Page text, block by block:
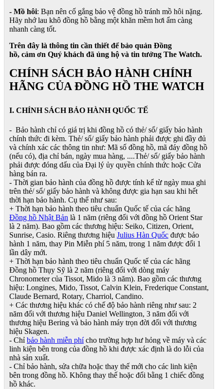
- Mồ hôi: Bạn nên cố gắng bảo vệ đồng hồ tránh mồ hôi nặng.
Hãy nhớ lau khô đồng hồ bằng một khăn mềm hơi ẩm càng
nhanh càng tốt.
Trên đây là thông tin cần thiết để bảo quản Đồng
hồ, cảm ơn Quý khách đã ủng hộ và tin tưởng The Watch.
CHÍNH SÁCH BẢO HÀNH CHÍNH
HÃNG CỦA ĐỒNG HỒ THE WATCH
I. CHÍNH SÁCH BẢO HÀNH QUỐC TẾ
- Bảo hành chỉ có giá trị khi đồng hồ có thẻ/ sổ/ giấy bảo hành
chính thức đi kèm. Thẻ/ sổ/ giấy bảo hành phải được ghi đầy đủ
và chính xác các thông tin như: Mã số đồng hồ, mã đáy đồng hồ
(nếu có), địa chỉ bán, ngày mua hàng, ....Thẻ/ sổ/ giấy bảo hành
phải được đóng dấu của Đại lý ủy quyền chính thức hoặc Cửa
hàng bán ra.
- Thời gian bảo hành của đồng hồ được tính kể từ ngày mua ghi
trên thẻ/ sổ/ giấy bảo hành và không được gia hạn sau khi hết
thời hạn bảo hành. Cụ thể như sau:
+ Thời hạn bảo hành theo tiêu chuẩn Quốc tế của các hãng
Đồng hồ Nhật Bản là 1 năm (riêng đối với đồng hồ Orient Star
là 2 năm). Bao gồm các thương hiệu: Seiko, Citizen, Orient,
Sunrise, Casio. Riêng thương hiệu Julius Hàn Quốc được bảo
hành 1 năm, thay Pin Miễn phí 5 năm, trong 1 năm được đổi 1
lần dây mới.
+ Thời hạn bảo hành theo tiêu chuẩn Quốc tế của các hãng
Đồng hồ Thụy Sỹ là 2 năm (riêng đối với dòng máy
Chronometer của Tissot, Mido là 3 năm). Bao gồm các thương
hiệu: Longines, Mido, Tissot, Calvin Klein, Frederique Constant,
Claude Bernard, Rotary, Charriol, Candino.
+ Các thương hiệu khác có chế độ bảo hành riêng như sau: 2
năm đối với thương hiệu Daniel Wellington, 3 năm đối với
thương hiệu Bering và bảo hành máy trọn đời đối với thương
hiệu Skagen.
- Chỉ bảo hành miễn phícho trường hợp hư hỏng về máy và các
linh kiện bên trong của đồng hồ khi được xác định là do lỗi của
nhà sản xuất.
- Chỉ bảo hành, sửa chữa hoặc thay thế mới cho các linh kiện
bên trong đồng hồ. Không thay thế hoặc đổi bằng 1 chiếc đồng
hồ khác.